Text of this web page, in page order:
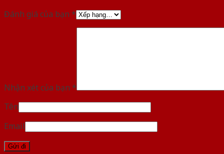
Đánh giá của bạn *
Nhận xét của bạn *
Tên
Email